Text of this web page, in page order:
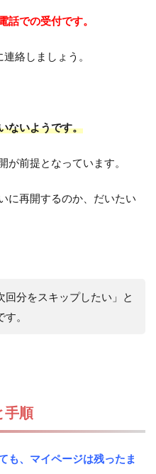
話での受付です。
絡しましょう。
ないようです。
が前提となっています。
に再開するのか、だいたい
回分をスキップしたい」と
。
手順
も、マイページは残ったま